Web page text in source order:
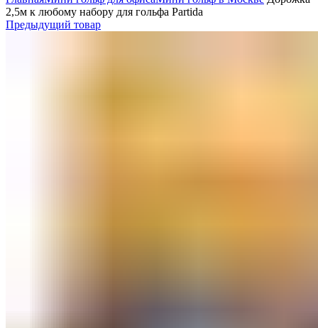
2,5м к любому набору для гольфа Partida
Предыдущий товар